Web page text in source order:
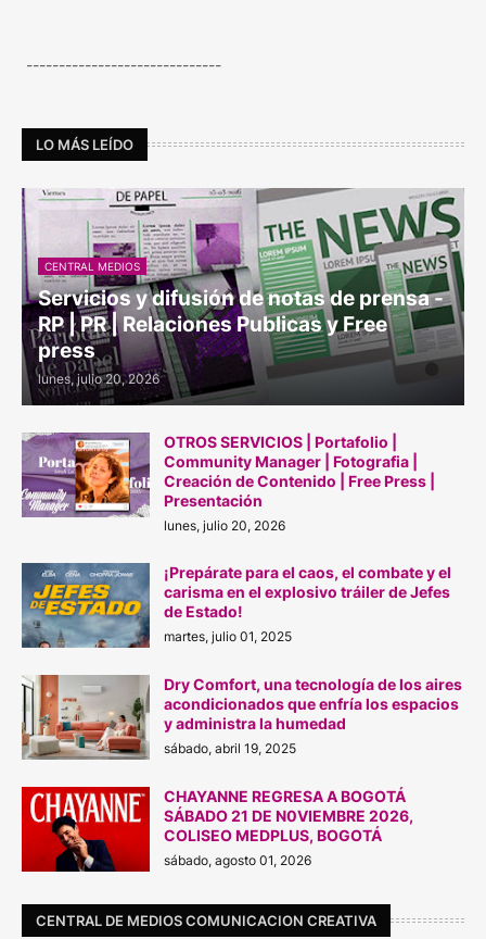
------------------------------
LO MÁS LEÍDO
CENTRAL MEDIOS
Servicios y difusión de notas de prensa -
RP | PR | Relaciones Publicas y Free
press
lunes, julio 20, 2026
OTROS SERVICIOS | Portafolio |
Community Manager | Fotografia |
Creación de Contenido | Free Press |
Presentación
lunes, julio 20, 2026
¡Prepárate para el caos, el combate y el
carisma en el explosivo tráiler de Jefes
de Estado!
martes, julio 01, 2025
Dry Comfort, una tecnología de los aires
acondicionados que enfría los espacios
y administra la humedad
sábado, abril 19, 2025
CHAYANNE REGRESA A BOGOTÁ
SÁBADO 21 DE N0VIEMBRE 2026,
COLISEO MEDPLUS, BOGOTÁ
sábado, agosto 01, 2026
CENTRAL DE MEDIOS COMUNICACION CREATIVA